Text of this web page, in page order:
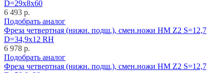
D=29x8x60
6 493 р.
Подобрать аналог
Фреза четвертная (нижн. подш.), смен.ножи HM Z2 S=12,7
D=34,9x12 RH
6 978 р.
Подобрать аналог
Фреза четвертная (нижн. подш.), смен.ножи HM Z2 S=12,7